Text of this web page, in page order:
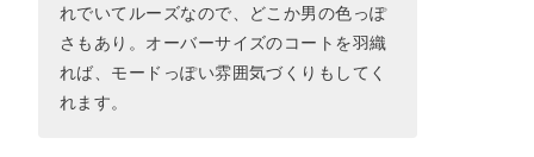
れでいてルーズなので、どこか男の色っぽ
さもあり。オーバーサイズのコートを羽織
れば、モードっぽい雰囲気づくりもしてく
れます。